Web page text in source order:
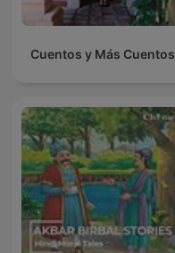
Cuentos y Más Cuentos